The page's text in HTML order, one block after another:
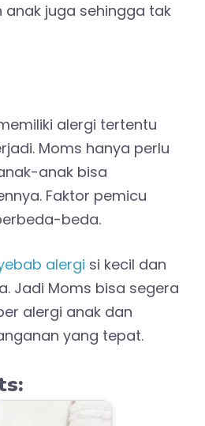
juga sehingga tak
alergi tertentu
Moms hanya perlu
anak bisa
Faktor pemicu
beda.
alergi si kecil dan
Jadi Moms bisa segera
alergi anak dan
yang tepat.